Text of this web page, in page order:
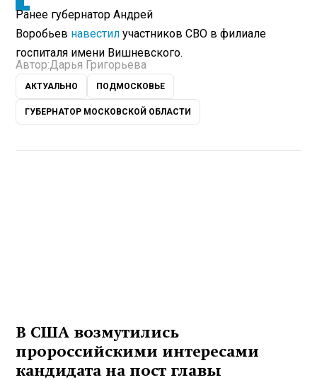
Ранее губернатор Андрей
Воробьев навестил участников СВО в филиале
госпиталя имени Вишневского.
Автор:Дарья Григорьева
АКТУАЛЬНО ПОДМОСКОВЬЕ
ГУБЕРНАТОР МОСКОВСКОЙ ОБЛАСТИ
В США возмутились
пророссийскими интересами
кандидата на пост главы